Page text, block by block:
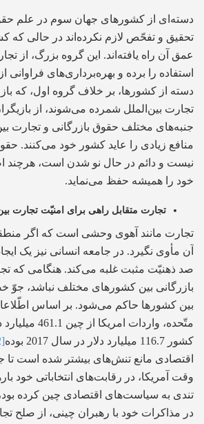
دسته‌ای از کشورهای جهان سوم در علم
تحقیق و تفحّص لازم نکرده‌اند در حالی که
عمق آن راه یافته‌اند. این گروه بزرگ، از
استفاده را برده و بهره‌برداری‌های فراوانی
دسته از کشورها، بر خلاف گروه اول، که
تجارت بین‌الملل شمرده می‌شوند، از
جنبه‌های مختلف حقوق بازرگانی و تجارت
منافع زیادی را عاید کشور خود می‌کنند.
نیست و دائم در حال نو شدن است، هرچند
خود را همیشه حفظ می‌نماید.
تجارت متقابل راهی برای امنیّت تجارت
تجارت مانند آهوی وحشی است که اگر
آن مأوی نگیرد. در جامعه انسانی نیز یک
صد ذهنیّت مثبت غلبه می‌کند. هنگامی که
بازرگانی بین کشورهای مختلف نباشد، جوّ
بین کشورها حاکم می‌شود. بر اساس اطّلاعات
متّحده، واردات
کشور 116.7 میلیارد دلار در سال 2017 بوده
[2]
اقتصادی مانع تنش‌های بیشتر شده است تا
وقت آمریکا، در رقابت‌های انتخاباتی خود
در مذاکرات خود با رهبران چینی، از صلح